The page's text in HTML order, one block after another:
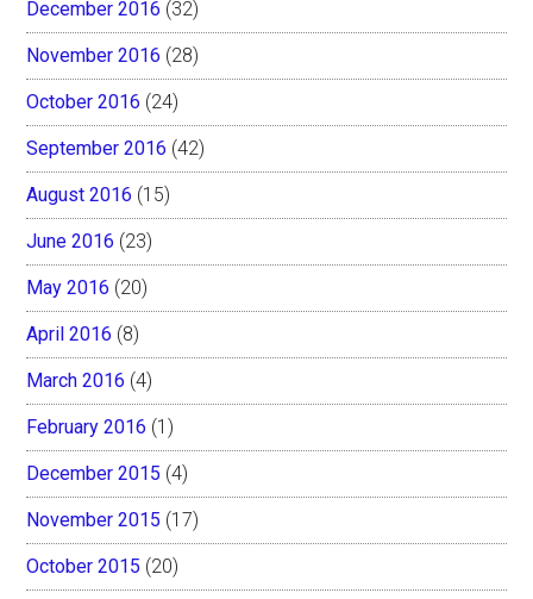
December 2016 (32)
November 2016 (28)
October 2016 (24)
September 2016 (42)
August 2016 (15)
June 2016 (23)
May 2016 (20)
April 2016 (8)
March 2016 (4)
February 2016 (1)
December 2015 (4)
November 2015 (17)
October 2015 (20)